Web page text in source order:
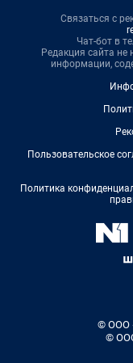
Связаться с
Чат-бот в
Редакция сайта не
информации,
Пользовательское
Политика
© ООО
©